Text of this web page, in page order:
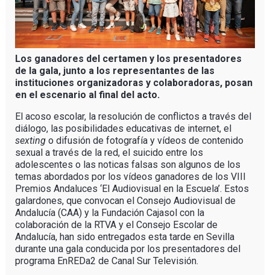
Los ganadores del certamen y los presentadores
de la gala, junto a los representantes de las
instituciones organizadoras y colaboradoras, posan
en el escenario al final del acto.
El acoso escolar, la resolución de conflictos a través del
diálogo, las posibilidades educativas de internet, el
sexting o difusión de fotografía y vídeos de contenido
sexual a través de la red, el suicido entre los
adolescentes o las noticas falsas son algunos de los
temas abordados por los vídeos ganadores de los VIII
Premios Andaluces ‘El Audiovisual en la Escuela’. Estos
galardones, que convocan el Consejo Audiovisual de
Andalucía (CAA) y la Fundación Cajasol con la
colaboración de la RTVA y el Consejo Escolar de
Andalucía, han sido entregados esta tarde en Sevilla
durante una gala conducida por los presentadores del
programa EnREDa2 de Canal Sur Televisión.